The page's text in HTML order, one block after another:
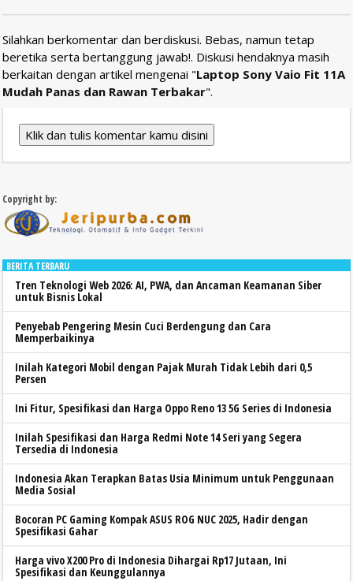
Silahkan berkomentar dan berdiskusi. Bebas, namun tetap
beretika serta bertanggung jawab!. Diskusi hendaknya masih
berkaitan dengan artikel mengenai "Laptop Sony Vaio Fit 11A
Mudah Panas dan Rawan Terbakar".
Klik dan tulis komentar kamu disini
Copyright by:
BERITA TERBARU
Tren Teknologi Web 2026: AI, PWA, dan Ancaman Keamanan Siber
untuk Bisnis Lokal
Penyebab Pengering Mesin Cuci Berdengung dan Cara
Memperbaikinya
Inilah Kategori Mobil dengan Pajak Murah Tidak Lebih dari 0,5
Persen
Ini Fitur, Spesifikasi dan Harga Oppo Reno 13 5G Series di Indonesia
Inilah Spesifikasi dan Harga Redmi Note 14 Seri yang Segera
Tersedia di Indonesia
Indonesia Akan Terapkan Batas Usia Minimum untuk Penggunaan
Media Sosial
Bocoran PC Gaming Kompak ASUS ROG NUC 2025, Hadir dengan
Spesifikasi Gahar
Harga vivo X200 Pro di Indonesia Dihargai Rp17 Jutaan, Ini
Spesifikasi dan Keunggulannya